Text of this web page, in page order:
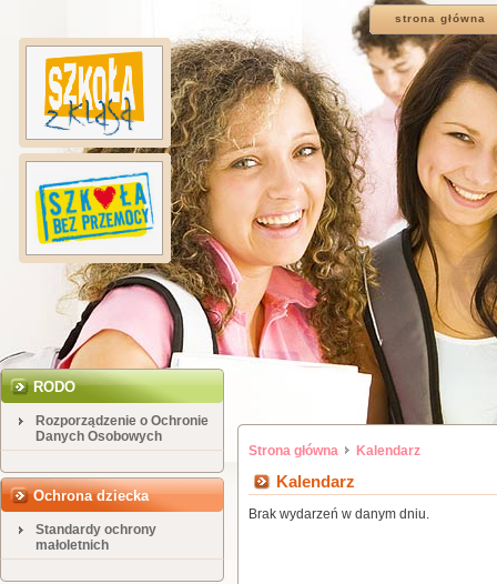
strona główna
RODO
Rozporządzenie o Ochronie
Danych Osobowych
Ochrona dziecka
Standardy ochrony
małoletnich
Strona główna Kalendarz
Kalendarz
Brak wydarzeń w danym dniu.